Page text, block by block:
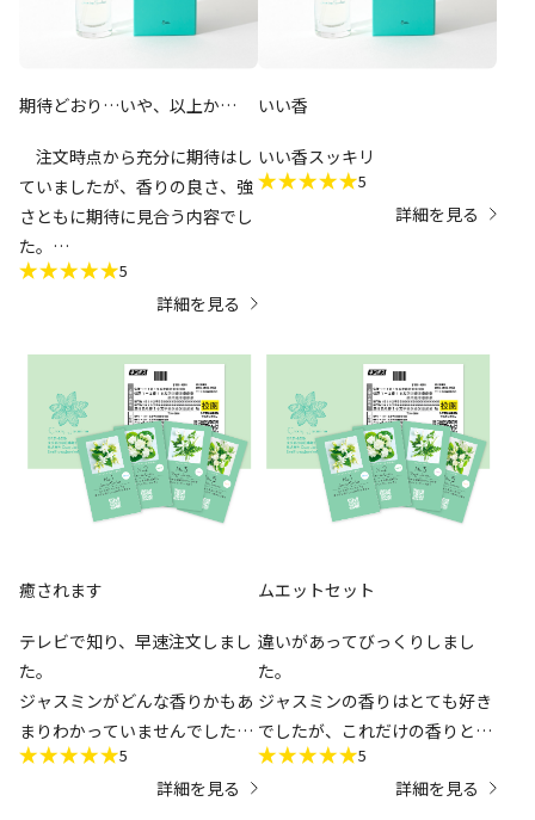
期待どおり…いや、以上か…
注文時点から充分に期待はし
ていましたが、香りの良さ、強
さともに期待に見合う内容でし
た。
継続的な事業の展開を願って
5
詳細を見る
いい香
いい香スッキリ
5
詳細を見る
癒されます
テレビで知り、早速注文しまし
た。
ジャスミンがどんな香りかもあ
まりわかっていませんでした
が、バッグに忍ばれていたらふ
わっと香る香りに感動。香水な
5
詳細を見る
ムエットセット
違いがあってびっくりしまし
た。
ジャスミンの香りはとても好き
でしたが、これだけの香りとい
うのはなくて。テレビで偶然み
かけてぜひほしくなりました。
5
詳細を見る